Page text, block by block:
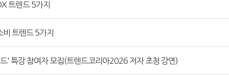
트렌드 5가지
트렌드 5가지
' 특강 참여자 모집(트렌드코리아2026 저자 초청 강연)